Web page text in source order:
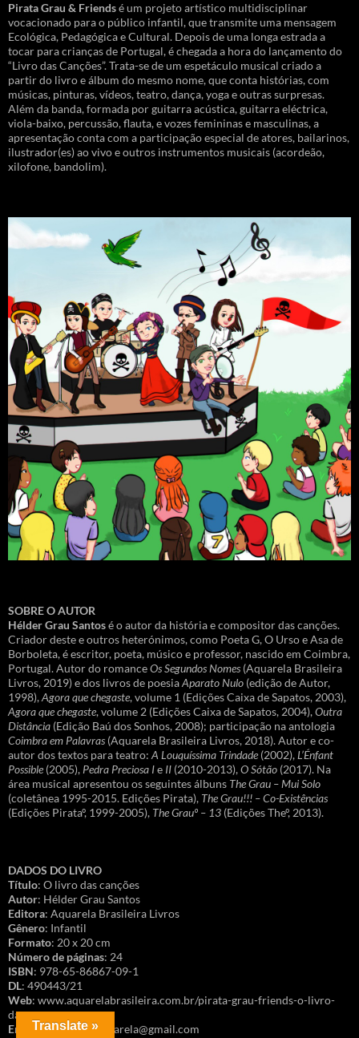
Pirata Grau & Friendsé um projeto artístico multidisciplinar
vocacionado para o público infantil, que transmite uma mensagem
Ecológica, Pedagógica e Cultural. Depois de uma longa estrada a
tocar para crianças de Portugal, é chegada a hora do lançamento do
“Livro das Canções”. Trata-se de um espetáculo musical criado a
partir do livro e álbum do mesmo nome, que conta histórias, com
músicas, pinturas, vídeos, teatro, dança, yoga e outras surpresas.
Além da banda, formada por guitarra acústica, guitarra eléctrica,
viola-baixo, percussão, flauta, e vozes femininas e masculinas, a
apresentação conta com a participação especial de atores, bailarinos,
ilustrador(es) ao vivo e outros instrumentos musicais (acordeão,
xilofone, bandolim).
SOBRE O AUTOR
Hélder Grau Santosé o autor da história e compositor das canções.
Criador deste e outros heterónimos, como Poeta G, O Urso e Asa de
Borboleta, é escritor, poeta, músico e professor, nascido em Coimbra,
Portugal. Autor do romanceOs Segundos Nomes (Aquarela Brasileira
Livros, 2019) e dos livros de poesiaAparato Nulo (edição de Autor,
1998),Agora que chegaste, volume 1 (Edições Caixa de Sapatos, 2003),
Agora que chegaste, volume 2 (Edições Caixa de Sapatos, 2004),Outra
Distância (Edição Baú dos Sonhos, 2008); participação na antologia
Coimbra em Palavras (Aquarela Brasileira Livros, 2018). Autor e co-
autor dos textos para teatro: A Louquíssima Trindade (2002),L’Énfant
Possible (2005), Pedra Preciosa Ie II (2010-2013),O Sótão (2017). Na
área musical apresentou os seguintes álbuns The Grau – Mui Solo
(coletânea 1995-2015. Edições Pirata), The Grau!!! – Co-Existências
(Edições Pirataº, 1999-2005), The Grauº – 13 (Edições Theº, 2013).
DADOS DO LIVRO
Título: O livro das canções
Autor: Hélder Grau Santos
Editora: Aquarela Brasileira Livros
Gênero: Infantil
Formato: 20 x 20 cm
Número de páginas: 24
ISBN: 978-65-86867-09-1
DL: 490443/21
Web: www.aquarelabrasileira.com.br/pirata-grau-friends-o-livro-
das-cancoes
Encomendas: faleaquarela@gmail.com
Translate »